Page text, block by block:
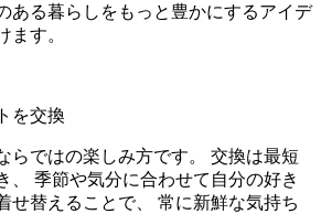
ある暮らしをもっと豊かにするアイデ
ます。
を交換
らではの楽しみ方です。 交換は最短
、 季節や気分に合わせて自分の好き
せ替えることで、 常に新鮮な気持ち